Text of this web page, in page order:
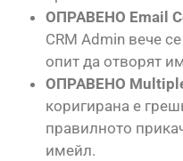
ОПРАВЕНО Email
CRM Admin вече
опит да отворят
ОПРАВЕНО
коригирана е
правилното
имейл.